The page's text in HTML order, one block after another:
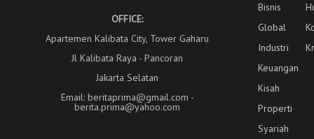
OFFICE:
Apartemen Kalibata City, Tower Gaharu
Jl Kalibata Raya - Pancoran
Jakarta Selatan
Email: beritaprima@gmail.com -
berita.prima@yahoo.com
Bisnis
Global
Industri
Keuangan
Kisah
Properti
Syariah